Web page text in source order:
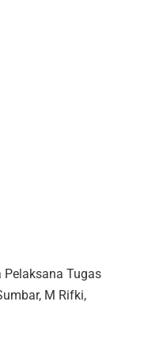
Pelaksana Tugas
M Rifki,